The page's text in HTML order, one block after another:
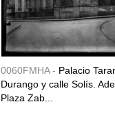
0060FMHA - Palacio
Durango y calle Solís.
Plaza Zab...